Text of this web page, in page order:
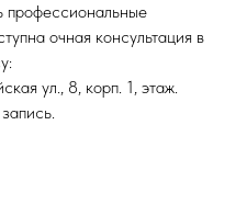
профессиональные
очная консультация в
ул., 8, корп. 1, этаж.